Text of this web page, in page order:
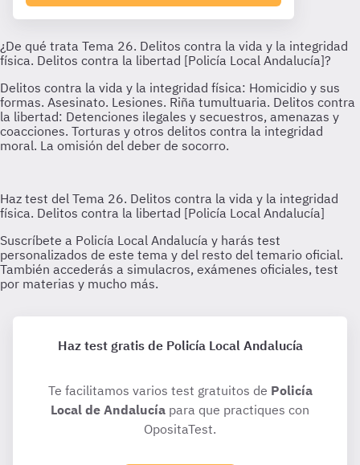
Haz test gratis de Policía Local Andalucía
Te facilitamos varios test gratuitos de Policía
Local de Andalucía para que practiques con
OpositaTest.